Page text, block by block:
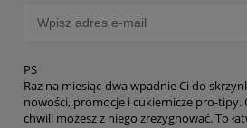
PS
Raz na miesiąc-dwa wpadnie Ci do
nowości, promocje i cukiernicze pro-tipy.
chwili możesz z niego zrezygnować. To